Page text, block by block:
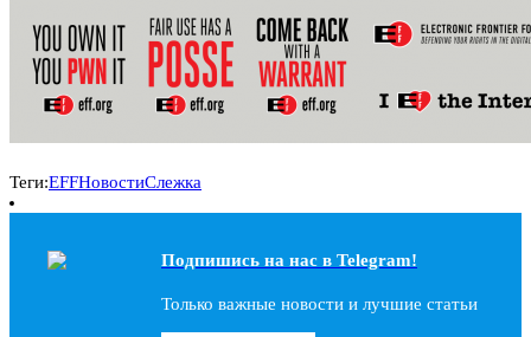
Теги:EFFНовостиСлежка
Подпишись на наc в Telegram!
Только важные новости и лучшие статьи